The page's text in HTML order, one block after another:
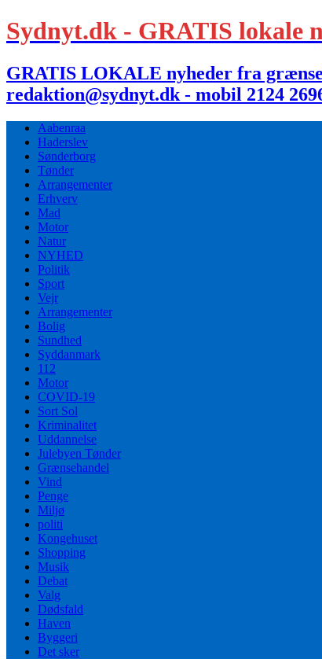
Sydnyt.dk - GRATIS lokale
GRATIS LOKALE nyheder fra
redaktion@sydnyt.dk - mobil 2124
Aabenraa
Haderslev
Sønderborg
Tønder
Arrangementer
Erhverv
Mad
Motor
Natur
NYHED
Politik
Sport
Vejr
Arrangementer
Bolig
Sundhed
Syddanmark
112
Motor
COVID-19
Sort Sol
Kriminalitet
Uddannelse
Julebyen Tønder
Grænsehandel
Vind
Penge
Miljø
politi
Kongehuset
Shopping
Musik
Debat
Valg
Dødsfald
Haven
Byggeri
Det sker